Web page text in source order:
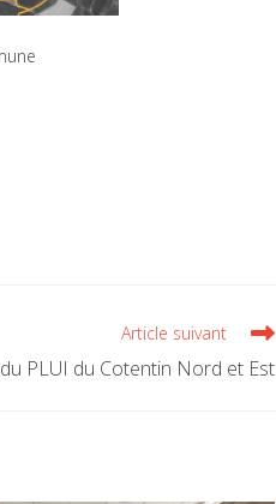
Article suivant
PLUI du Cotentin Nord et Est